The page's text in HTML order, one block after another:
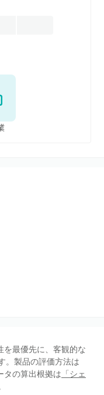
を最優先に、客観的な
。製品の評価方法は
タの算出根拠は 「シェ